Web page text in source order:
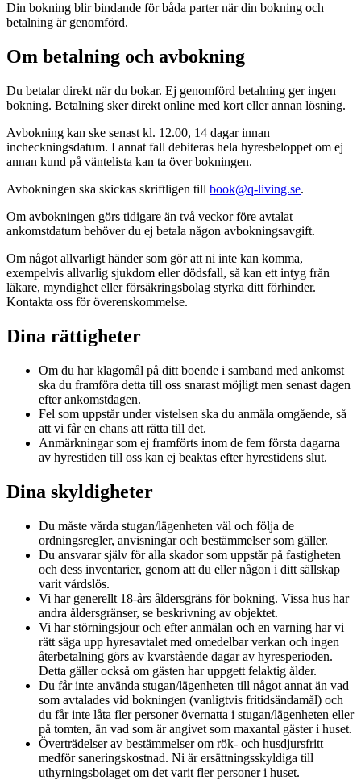
Din bokning blir bindande för båda parter när din bokning och
betalning är genomförd.
Om betalning och avbokning
Du betalar direkt när du bokar. Ej genomförd betalning ger ingen
bokning. Betalning sker direkt online med kort eller annan lösning.
Avbokning kan ske senast kl. 12.00, 14 dagar innan
incheckningsdatum. I annat fall debiteras hela hyresbeloppet om ej
annan kund på väntelista kan ta över bokningen.
Avbokningen ska skickas skriftligen till book@q-living.se.
Om avbokningen görs tidigare än två veckor före avtalat
ankomstdatum behöver du ej betala någon avbokningsavgift.
Om något allvarligt händer som gör att ni inte kan komma,
exempelvis allvarlig sjukdom eller dödsfall, så kan ett intyg från
läkare, myndighet eller försäkringsbolag styrka ditt förhinder.
Kontakta oss för överenskommelse.
Dina rättigheter
Om du har klagomål på ditt boende i samband med ankomst
ska du framföra detta till oss snarast möjligt men senast dagen
efter ankomstdagen.
Fel som uppstår under vistelsen ska du anmäla omgående, så
att vi får en chans att rätta till det.
Anmärkningar som ej framförts inom de fem första dagarna
av hyrestiden till oss kan ej beaktas efter hyrestidens slut.
Dina skyldigheter
Du måste vårda stugan/lägenheten väl och följa de
ordningsregler, anvisningar och bestämmelser som gäller.
Du ansvarar själv för alla skador som uppstår på fastigheten
och dess inventarier, genom att du eller någon i ditt sällskap
varit vårdslös.
Vi har generellt 18-års åldersgräns för bokning. Vissa hus har
andra åldersgränser, se beskrivning av objektet.
Vi har störningsjour och efter anmälan och en varning har vi
rätt säga upp hyresavtalet med omedelbar verkan och ingen
återbetalning görs av kvarstående dagar av hyresperioden.
Detta gäller också om gästen har uppgett felaktig ålder.
Du får inte använda stugan/lägenheten till något annat än vad
som avtalades vid bokningen (vanligtvis fritidsändamål) och
du får inte låta fler personer övernatta i stugan/lägenheten eller
på tomten, än vad som är angivet som maxantal gäster i huset.
Överträdelser av bestämmelser om rök- och husdjursfritt
medför saneringskostnad. Ni är ersättningsskyldiga till
uthyrningsbolaget om det varit fler personer i huset.